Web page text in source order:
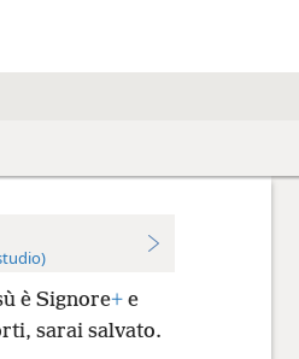
è Signore+e
sarai salvato.